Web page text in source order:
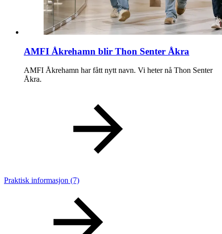
Åpningstider
Praktisk informasjon
Magasin
AMFI Åkrehamn blir Thon Senter Åkra
AMFI Åkrehamn har fått nytt navn. Vi heter nå Thon Senter
Åkra.
Praktisk informasjon (7)